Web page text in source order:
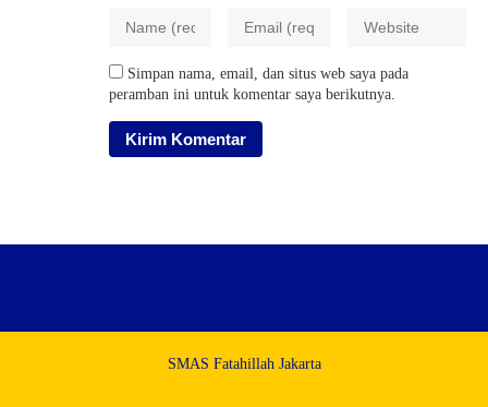
Simpan nama, email, dan situs web saya pada
peramban ini untuk komentar saya berikutnya.
SMAS Fatahillah Jakarta